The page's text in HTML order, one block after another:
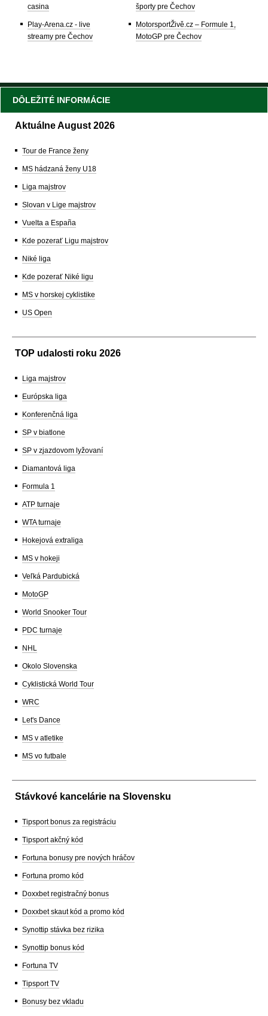
casina
Play-Arena.cz - live
streamy pre Čechov
športy pre Čechov
MotorsportŽivě.cz – Formule 1,
MotoGP pre Čechov
DÔLEŽITÉ INFORMÁCIE
Aktuálne August 2026
Tour de France ženy
MS hádzaná ženy U18
Liga majstrov
Slovan v Lige majstrov
Vuelta a España
Kde pozerať Ligu majstrov
Niké liga
Kde pozerať Niké ligu
MS v horskej cyklistike
US Open
TOP udalosti roku 2026
Liga majstrov
Európska liga
Konferenčná liga
SP v biatlone
SP v zjazdovom lyžovaní
Diamantová liga
Formula 1
ATP turnaje
WTA turnaje
Hokejová extraliga
MS v hokeji
Veľká Pardubická
MotoGP
World Snooker Tour
PDC turnaje
NHL
Okolo Slovenska
Cyklistická World Tour
WRC
Let's Dance
MS v atletike
MS vo futbale
Stávkové kancelárie na Slovensku
Tipsport bonus za registráciu
Tipsport akčný kód
Fortuna bonusy pre nových hráčov
Fortuna promo kód
Doxxbet registračný bonus
Doxxbet skaut kód a promo kód
Synottip stávka bez rizika
Synottip bonus kód
Fortuna TV
Tipsport TV
Bonusy bez vkladu